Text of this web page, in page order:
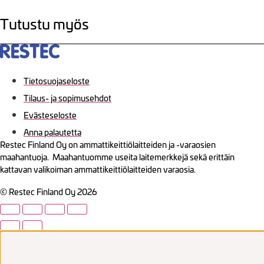
Tutustu myös
Tietosuojaseloste
Tilaus- ja sopimusehdot
Evästeseloste
Anna palautetta
Restec Finland Oy on ammattikeittiölaitteiden ja -varaosien
maahantuoja. Maahantuomme useita laitemerkkejä sekä erittäin
kattavan valikoiman ammattikeittiölaitteiden varaosia.
© Restec Finland Oy 2026